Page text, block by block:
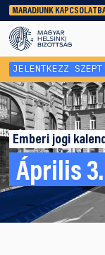
MARADJUNK
keresőnket!
JELENTKEZZ
Emberi jogi
Április 3.